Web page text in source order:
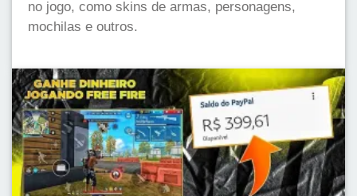
no jogo, como skins de armas, personagens,
mochilas e outros.